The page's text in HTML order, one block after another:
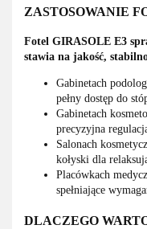
ZASTOSOWANIE
Fotel GIRASOLE E3
stawia na jakość,
Gabinetach
pełny dostęp do
Gabinetach
precyzyjna
Salonach
kołyski dla
Placówkach
spełniające
DLACZEGO